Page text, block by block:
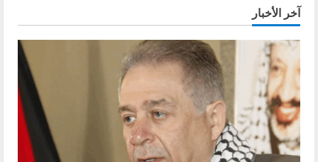
آخر الأخبار